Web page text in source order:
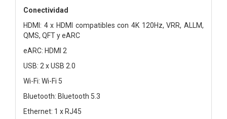
Conectividad
HDMI: 4 x HDMI compatibles con 4K 120Hz, VRR, ALLM,
QMS, QFT y eARC
eARC: HDMI 2
USB: 2 x USB 2.0
Wi-Fi: Wi-Fi 5
Bluetooth: Bluetooth 5.3
Ethernet: 1 x RJ45